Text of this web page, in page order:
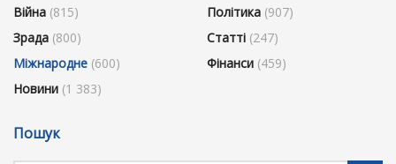
Війна (815)
Зрада (800)
Міжнародне (600)
Новини (1 383)
Політика (907)
Статті (247)
Фінанси (459)
Пошук